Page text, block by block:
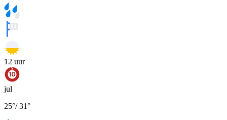
12 uur
jul
25°/31°